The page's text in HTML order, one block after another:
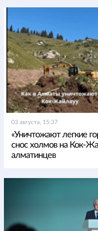
03 августа, 15:37
«Уничтожают легкие
снос холмов на Кок-
алматинцев